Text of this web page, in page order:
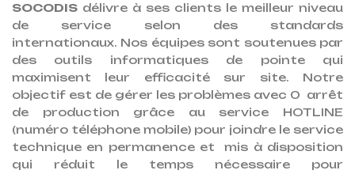
SOCODIS délivre à ses clients le meilleur niveau
de service selon des standards
internationaux. Nos équipes sont soutenues par
des outils informatiques de pointe qui
maximisent leur efficacité sur site. Notre
objectif est de gérer les problèmes avec 0 arrêt
de production grâce au service HOTLINE
(numéro téléphone mobile) pour joindre le service
technique en permanence et mis à disposition
qui réduit le temps nécessaire pour